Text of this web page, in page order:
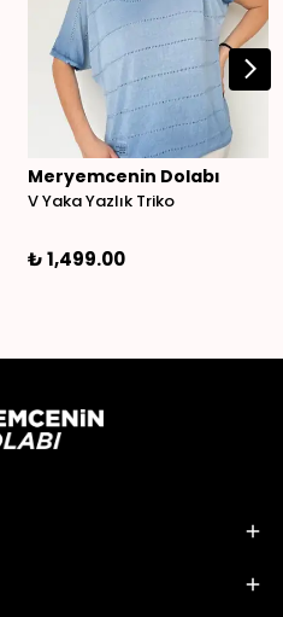
Meryemcenin Dolabı
V Yaka Yazlık Triko
₺ 1,499.00